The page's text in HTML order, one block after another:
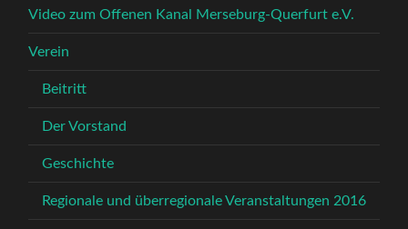
Video zum Offenen Kanal Merseburg-Querfurt e.V.
Verein
Beitritt
Der Vorstand
Geschichte
Regionale und überregionale Veranstaltungen 2016